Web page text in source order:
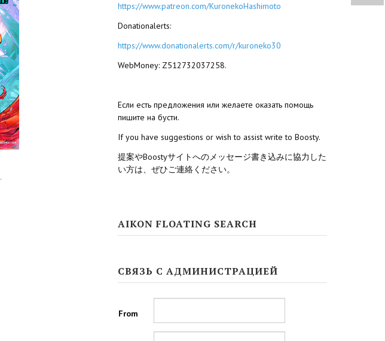
https://www.patreon.com/KuronekoHashimoto
Donationalerts:
https://www.donationalerts.com/r/kuroneko30
WebMoney: Z512732037258.
Если есть предложения или желаете оказать помощь
пишите на бусти.
If you have suggestions or wish to assist write to Boosty.
提案やBoostyサイトへのメッセージ書き込みに協力した
い方は、ぜひご連絡ください。
AIKON FLOATING SEARCH
СВЯЗЬ С АДМИНИСТРАЦИЕЙ
From